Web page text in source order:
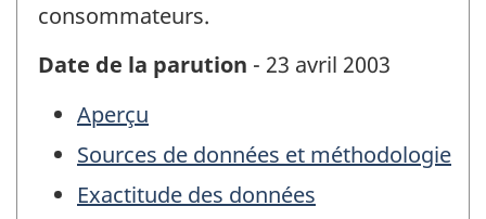
consommateurs.
Date de la parution - 23 avril 2003
Aperçu
Sources de données et méthodologie
Exactitude des données